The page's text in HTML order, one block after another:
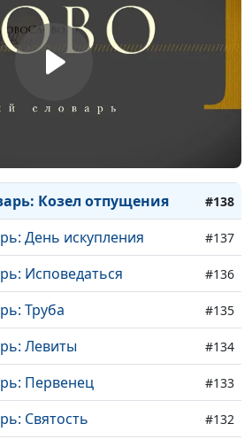
Города-убежища
Ближний #142
Благоволение Божье #141
Агнец #139
Козел отпущения #138
День искупления #137
Исповедаться #136
Труба #135
Левиты #134
Первенец #133
Святость #132